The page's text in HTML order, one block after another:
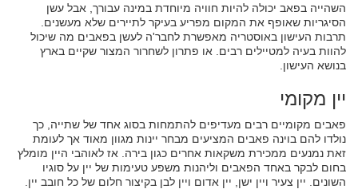
השהייה בפאב יכולה להיות חוויה מיוחדת במינה עבורך, אבל עשן
הסיגריות שאופף את המקום מפריע בעיקר לתיירים שלא מעשנים.
תרבות העישון באוסטריה מאפשרת לחבר'ה לעשן בפאבים מה שיכול
להוות בעיה למטיילים רבים. או פתרון לשחרור המצור שקיים בארץ
בנושא העישון.
יין מקומי
פאבים מקומיים רבים מעדיפים להתמחות בסוג אחד של שתייה, כך
נולדו להם בוינה פאבים המציעים מבחר יינות מגוון מאוד אך לעומת
זאת נמנעים ממכירת משקאות אחרים כגון בירה. אז לאוהבי היין מומלץ
בחום לבקר באחד הפאבים וליהנות משפע טעימות של יין על סוגיו
השונים. יין צעיר ויין ישן, יין אדום ויין לבן בקיצור חלום של כל חובב יין.